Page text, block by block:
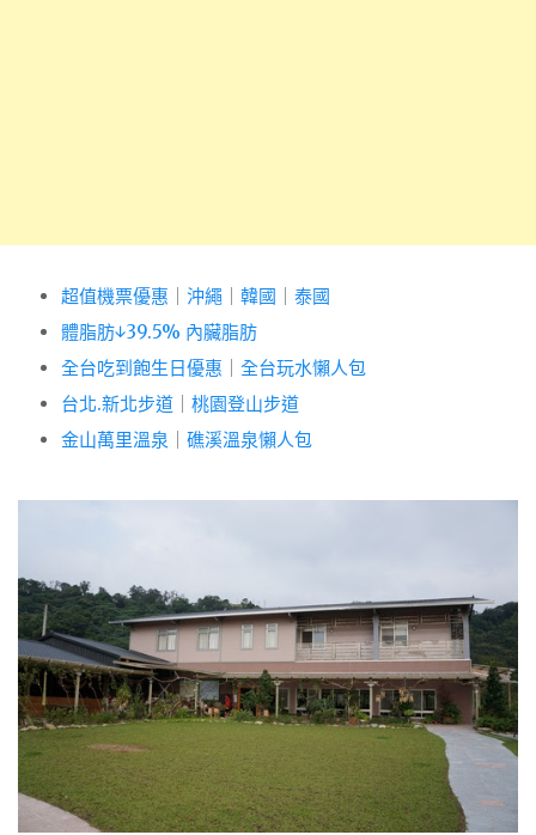
超值機票優惠 沖繩 韓國
泰國
體脂肪↓39.5% 內臟脂肪
全台吃到飽生日優惠
全台玩水懶人包
台北.新北步道
桃園登山步道
金山萬里溫泉
礁溪溫泉懶人包